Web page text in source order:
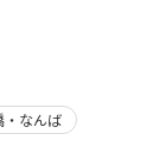
・なんば